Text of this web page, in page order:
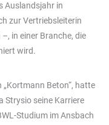
Auslandsjahr in
zur Vertriebsleiterin
in einer Branche, die
wird.
Beton“, hatte
Strysio seine Karriere
Studium im Ansbach